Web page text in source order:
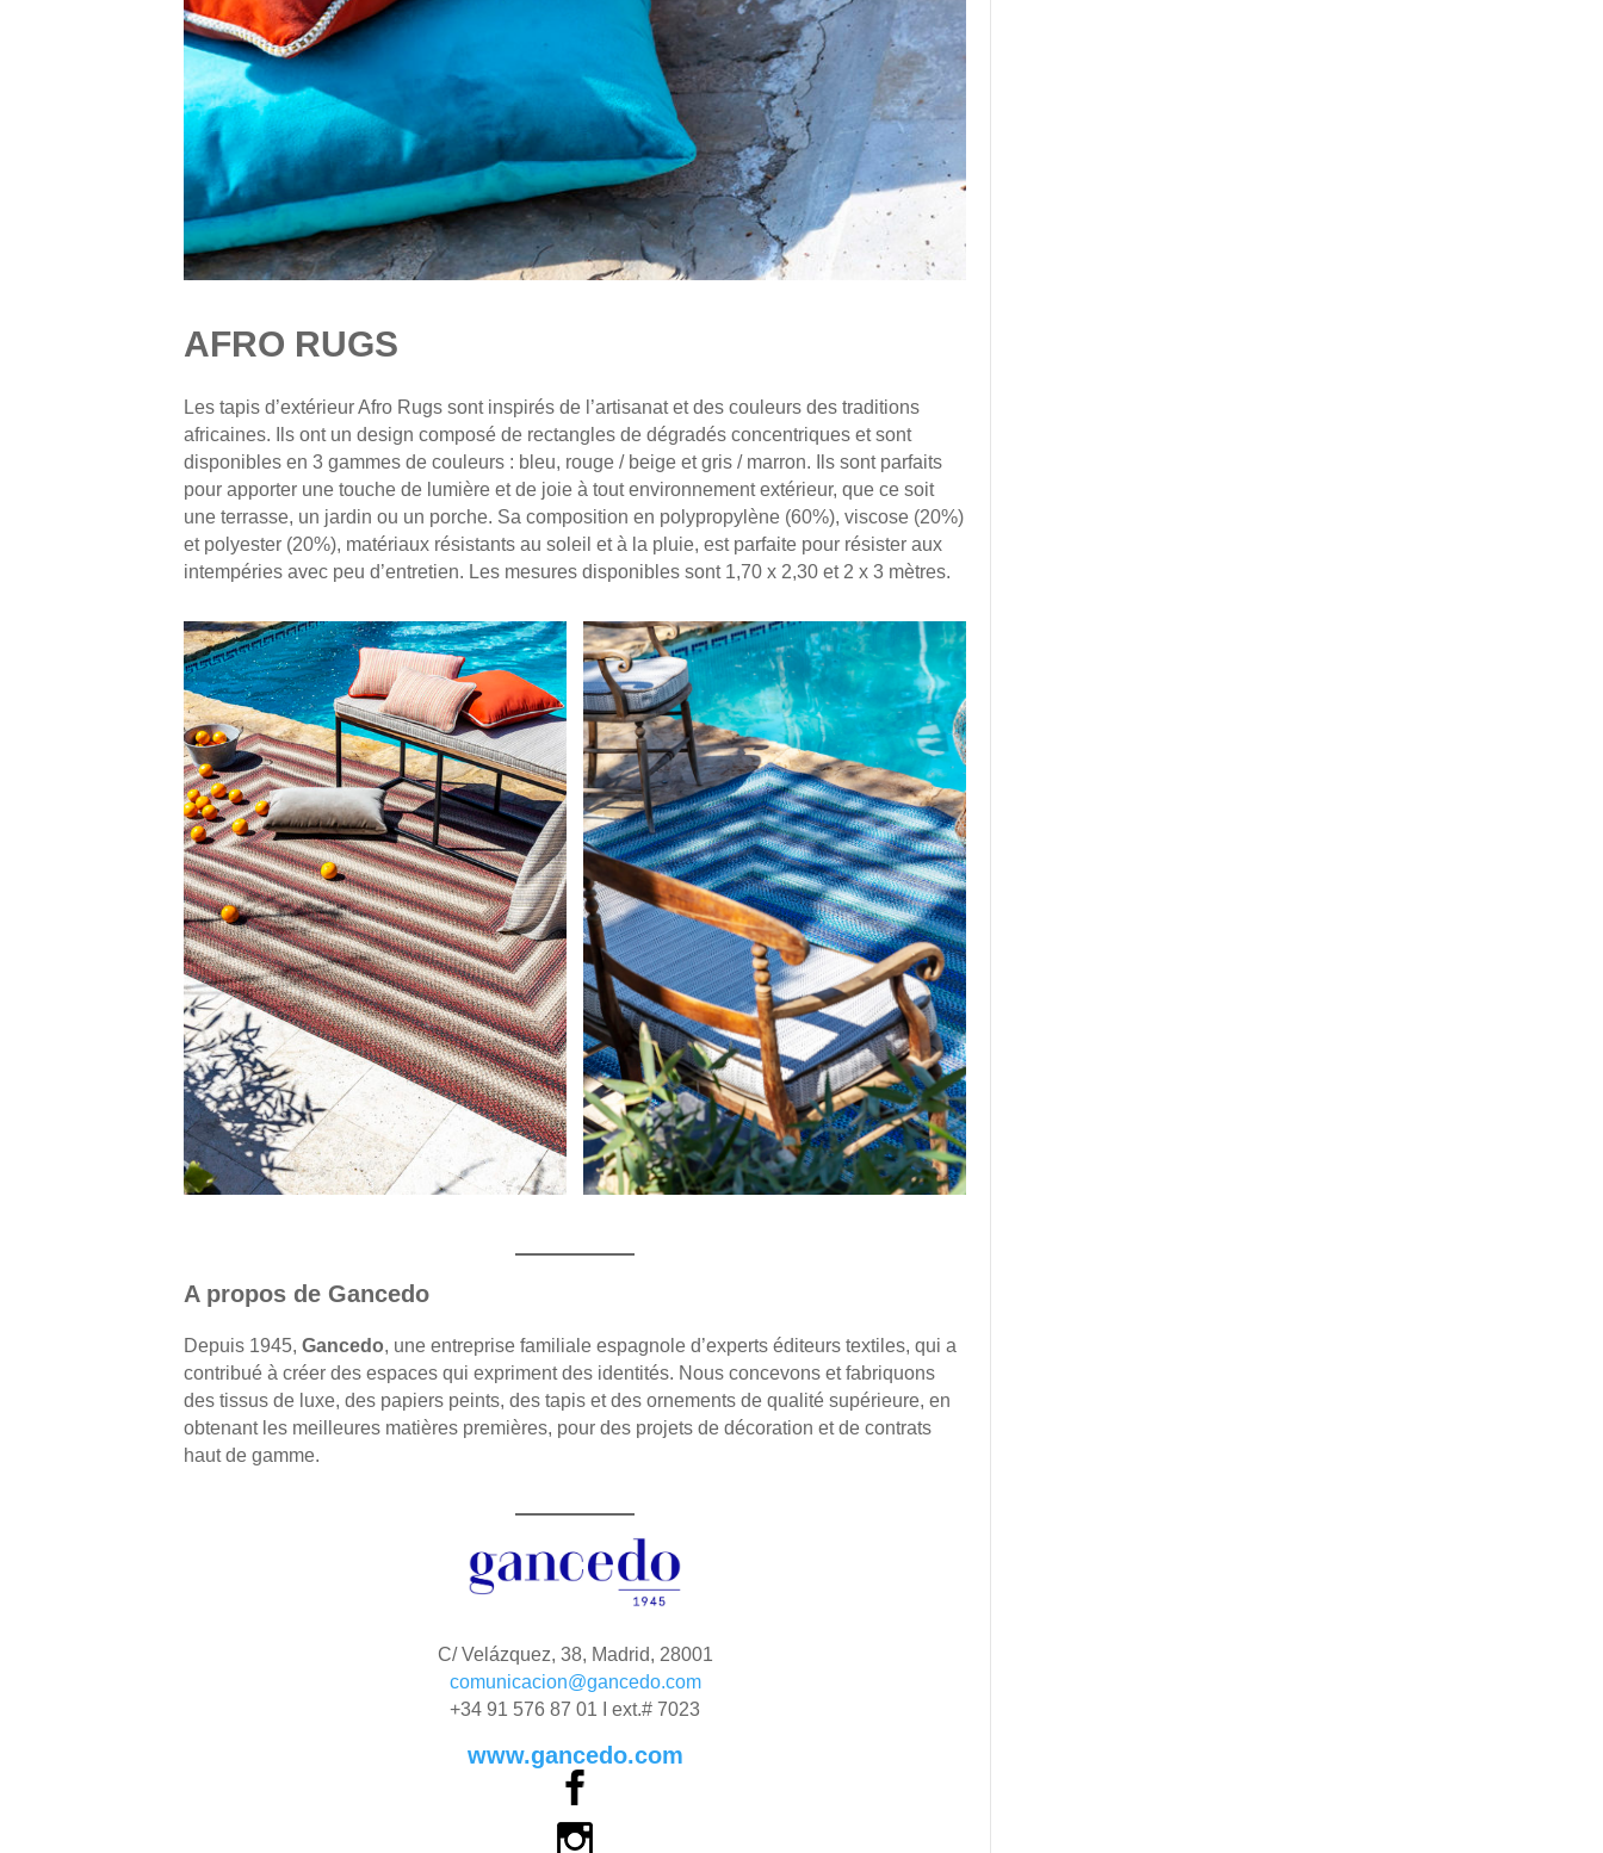
AFRO RUGS
Les tapis d’extérieur Afro Rugs sont inspirés de l’artisanat et des couleurs des traditions
africaines. Ils ont un design composé de rectangles de dégradés concentriques et sont
disponibles en 3 gammes de couleurs : bleu, rouge / beige et gris / marron. Ils sont parfaits
pour apporter une touche de lumière et de joie à tout environnement extérieur, que ce soit
une terrasse, un jardin ou un porche. Sa composition en polypropylène (60%), viscose (20%)
et polyester (20%), matériaux résistants au soleil et à la pluie, est parfaite pour résister aux
intempéries avec peu d’entretien. Les mesures disponibles sont 1,70 x 2,30 et 2 x 3 mètres.
A propos de Gancedo
Depuis 1945,Gancedo, une entreprise familiale espagnole d’experts éditeurs textiles, qui a
contribué à créer des espaces qui expriment des identités. Nous concevons et fabriquons
des tissus de luxe, des papiers peints, des tapis et des ornements de qualité supérieure, en
obtenant les meilleures matières premières, pour des projets de décoration et de contrats
haut de gamme.
C/ Velázquez, 38, Madrid, 28001
comunicacion@gancedo.com
+34 91 576 87 01 I ext.# 7023
www.gancedo.com